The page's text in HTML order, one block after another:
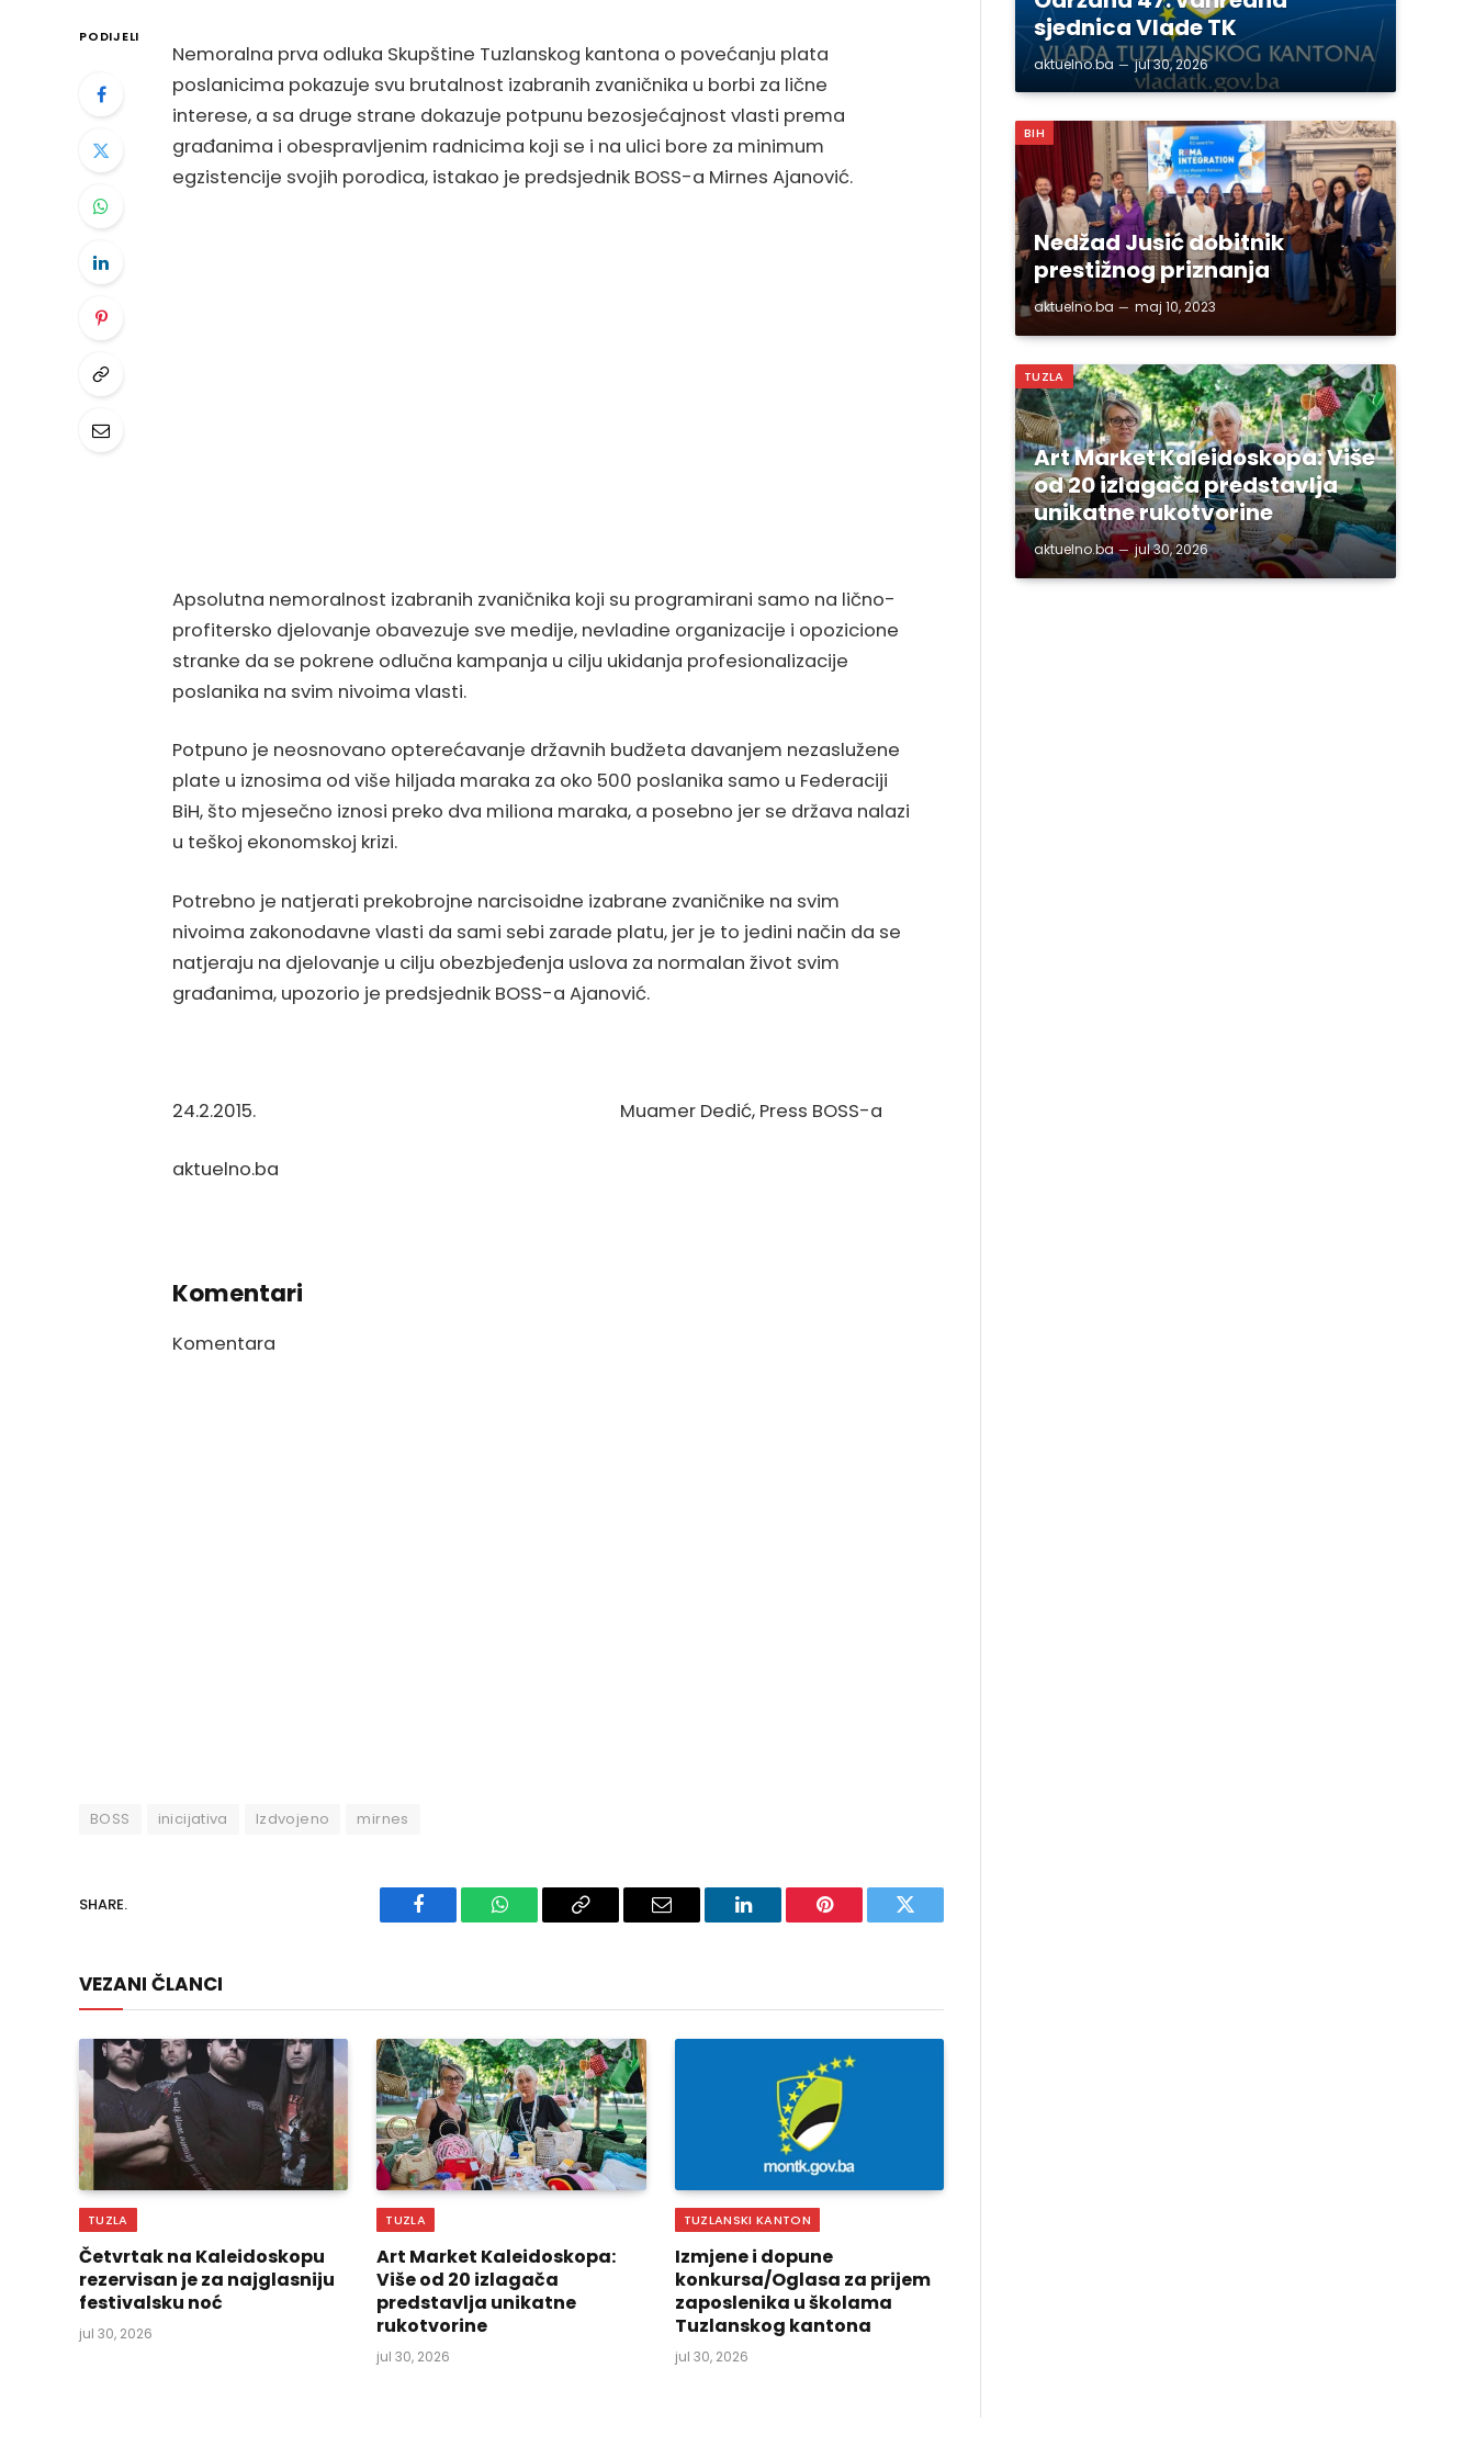
PODIJELI
Nemoralna prva odluka Skupštine Tuzlanskog kantona o povećanju plata
poslanicima pokazuje svu brutalnost izabranih zvaničnika u borbi za lične
interese, a sa druge strane dokazuje potpunu bezosjećajnost vlasti prema
građanima i obespravljenim radnicima koji se i na ulici bore za minimum
egzistencije svojih porodica, istakao je predsjednik BOSS-a Mirnes Ajanović.
Apsolutna nemoralnost izabranih zvaničnika koji su programirani samo na lično-
profitersko djelovanje obavezuje sve medije, nevladine organizacije i opozicione
stranke da se pokrene odlučna kampanja u cilju ukidanja profesionalizacije
poslanika na svim nivoima vlasti.
Potpuno je neosnovano opterećavanje državnih budžeta davanjem nezaslužene
plate u iznosima od više hiljada maraka za oko 500 poslanika samo u Federaciji
BiH, što mjesečno iznosi preko dva miliona maraka, a posebno jer se država nalazi
u teškoj ekonomskoj krizi.
Potrebno je natjerati prekobrojne narcisoidne izabrane zvaničnike na svim
nivoima zakonodavne vlasti da sami sebi zarade platu, jer je to jedini način da se
natjeraju na djelovanje u cilju obezbjeđenja uslova za normalan život svim
građanima, upozorio je predsjednik BOSS-a Ajanović.
24.2.2015. Muamer Dedić, Press BOSS-a
aktuelno.ba
Komentari
Komentara
BOSS inicijativa Izdvojeno mirnes
SHARE.
Facebook WhatsAppCopy
Email LinkedIn Pinterest Twitter
VEZANI ČLANCI
TUZLA
Četvrtak na Kaleidoskopu
rezervisan je za najglasniju
festivalsku noć
jul 30, 2026
TUZLA
Art Market Kaleidoskopa:
Više od 20 izlagača
predstavlja unikatne
rukotvorine
jul 30, 2026
TUZLANSKI KANTON
Izmjene i dopune
konkursa/Oglasa za prijem
zaposlenika u školama
Tuzlanskog kantona
jul 30, 2026
sjednica Vlade TK
aktuelno.ba jul 30, 2026
BIH
Nedžad Jusić dobitnik
prestižnog priznanja
aktuelno.ba maj 10, 2023
TUZLA
Art Market Kaleidoskopa: Više
od 20 izlagača predstavlja
unikatne rukotvorine
aktuelno.ba jul 30, 2026